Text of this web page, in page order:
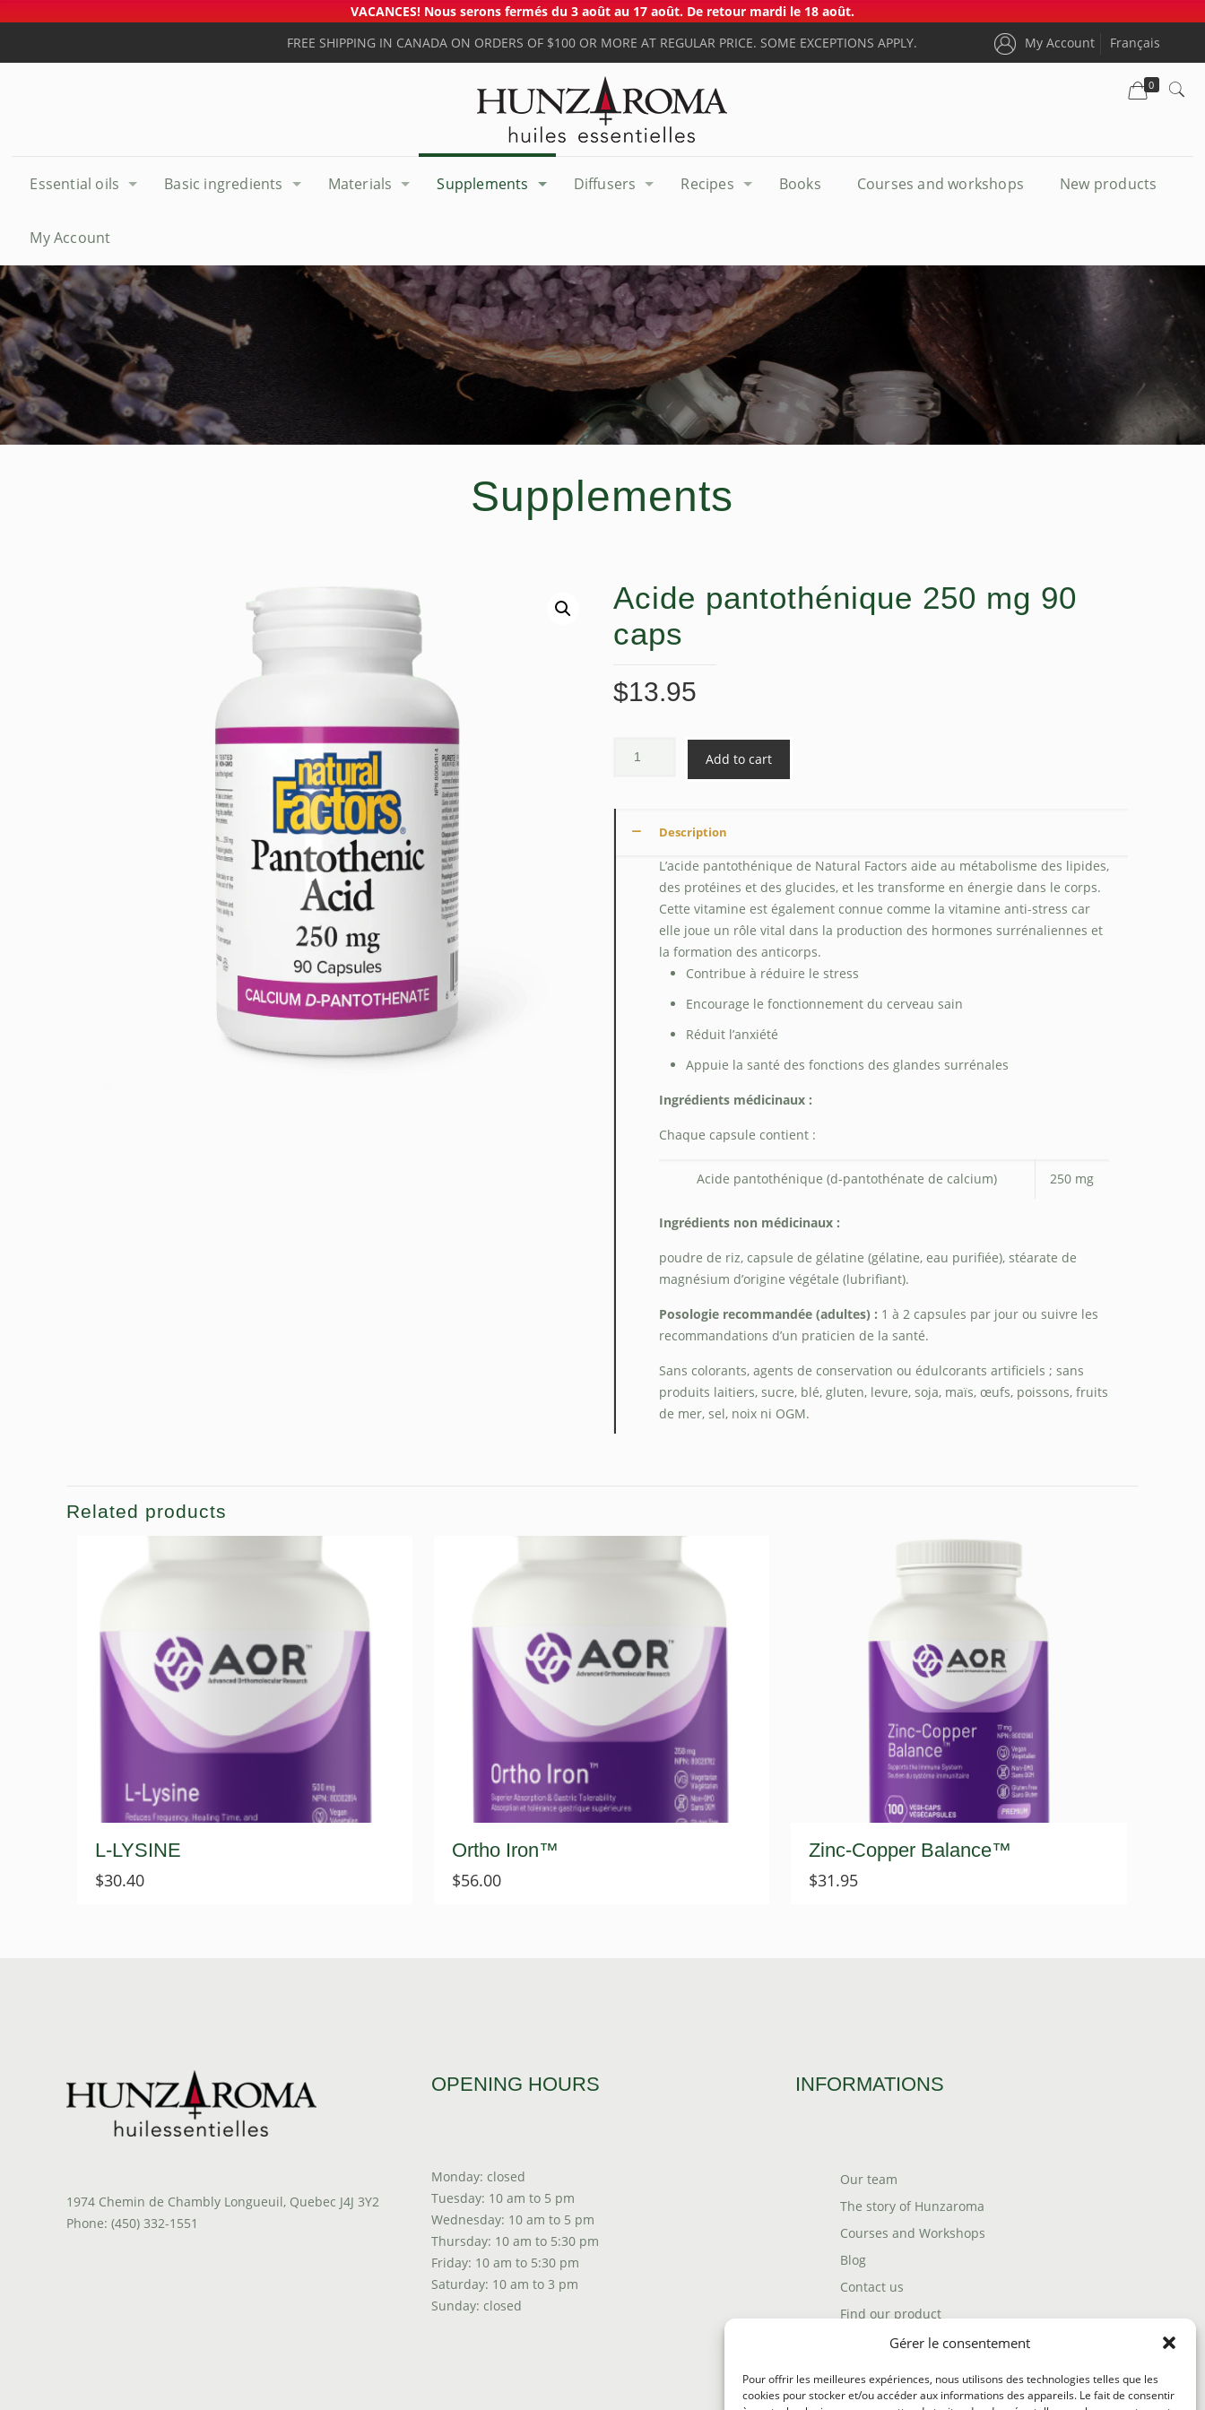
Gérer le consentement
Pour offrir les meilleures expériences, nous utilisons des technologies telles que les
cookies pour stocker et/ou accéder aux informations des appareils. Le fait de consentir
VACANCES! Nous serons fermés du 3 août au 17 août. De retour mardi le 18 août.
FREE SHIPPING IN CANADA ON ORDERS OF $100 OR MORE AT REGULAR PRICE. SOME EXCEPTIONS APPLY.
My Account Français
Essential oils Basic ingredients Materials Supplements Diffusers Recipes Books Courses and workshops New products
My Account
0
Supplements
Acide pantothénique 250 mg 90
caps
$13.95
Add to cart
Description
L’acide pantothénique de Natural Factors aide au métabolisme des lipides,
des protéines et des glucides, et les transforme en énergie dans le corps.
Cette vitamine est également connue comme la vitamine anti-stress car
elle joue un rôle vital dans la production des hormones surrénaliennes et
la formation des anticorps.
Contribue à réduire le stress
Encourage le fonctionnement du cerveau sain
Réduit l’anxiété
Appuie la santé des fonctions des glandes surrénales
Ingrédients médicinaux :
Chaque capsule contient :
Acide pantothénique (d-pantothénate de calcium) 250 mg
Ingrédients non médicinaux :
poudre de riz, capsule de gélatine (gélatine, eau purifiée), stéarate de
magnésium d’origine végétale (lubrifiant).
Posologie recommandée (adultes) : 1 à 2 capsules par jour ou suivre les
recommandations d’un praticien de la santé.
Sans colorants, agents de conservation ou édulcorants artificiels ; sans
produits laitiers, sucre, blé, gluten, levure, soja, maïs, œufs, poissons, fruits
de mer, sel, noix ni OGM.
Related products
L-LYSINE
$30.40
Ortho Iron™
$56.00
Zinc-Copper Balance™
$31.95
1974 Chemin de Chambly Longueuil, Quebec J4J 3Y2
Phone: (450) 332-1551
OPENING HOURS
Monday: closed
Tuesday: 10 am to 5 pm
Wednesday: 10 am to 5 pm
Thursday: 10 am to 5:30 pm
Friday: 10 am to 5:30 pm
Saturday: 10 am to 3 pm
Sunday: closed
INFORMATIONS
Our team
The story of Hunzaroma
Courses and Workshops
Blog
Contact us
Find our product
Shipping policy
Return policy